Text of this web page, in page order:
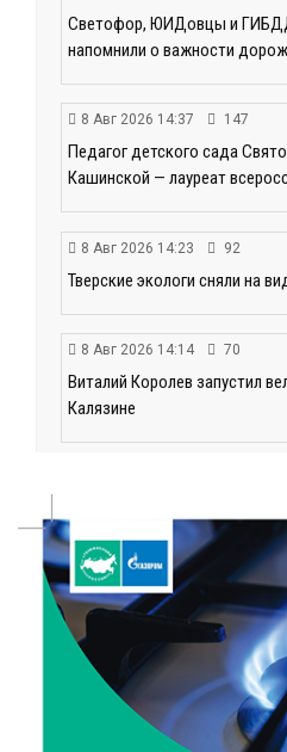
Светофор, ЮИДовцы и
напомнили о важности
8 Авг 2026 14:37 147
Педагог детского сада
Кашинской — лауреат
8 Авг 2026 14:23 92
Тверские экологи сняли на
8 Авг 2026 14:14 70
Виталий Королев запустил
Калязине
в 2026 году?
8 Авг 2026 12:37 192
Забыл вещи в транспорте?
пассажиров по новым
8 Авг 2026 12:12 162